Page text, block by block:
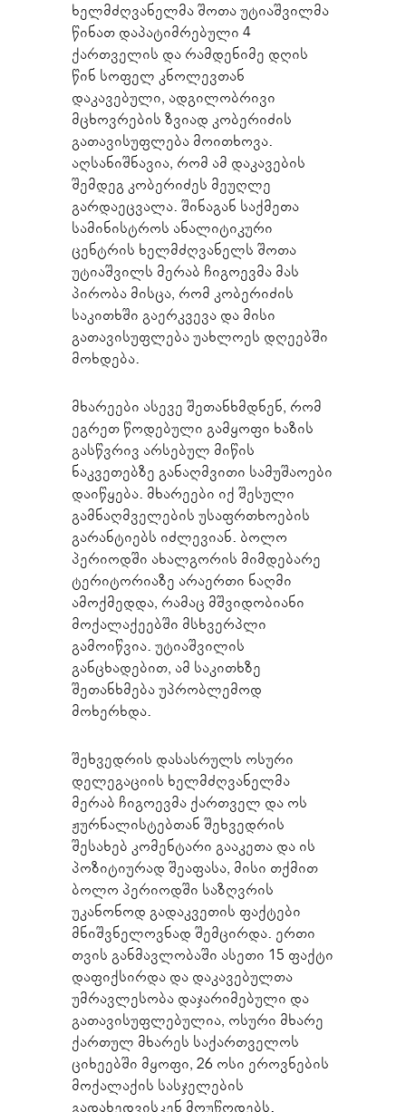
ხელმძღვანელმა შოთა უტიაშვილმა
წინათ დაპატიმრებული 4
ქართველის და რამდენიმე დღის
წინ სოფელ კნოლევთან
დაკავებული, ადგილობრივი
მცხოვრების ზვიად კობერიძის
გათავისუფლება მოითხოვა.
აღსანიშნავია, რომ ამ დაკავების
შემდეგ კობერიძეს მეუღლე
გარდაეცვალა. შინაგან საქმეთა
სამინისტროს ანალიტიკური
ცენტრის ხელმძღვანელს შოთა
უტიაშვილს მერაბ ჩიგოევმა მას
პირობა მისცა, რომ კობერიძის
საკითხში გაერკვევა და მისი
გათავისუფლება უახლოეს დღეებში
მოხდება.
მხარეები ასევე შეთანხმდნენ, რომ
ეგრეთ წოდებული გამყოფი ხაზის
გასწვრივ არსებულ მიწის
ნაკვეთებზე განაღმვითი სამუშაოები
დაიწყება. მხარეები იქ შესული
გამნაღმველების უსაფრთხოების
გარანტიებს იძლევიან. ბოლო
პერიოდში ახალგორის მიმდებარე
ტერიტორიაზე არაერთი ნაღმი
ამოქმედდა, რამაც მშვიდობიანი
მოქალაქეებში მსხვერპლი
გამოიწვია. უტიაშვილის
განცხადებით, ამ საკითხზე
შეთანხმება უპრობლემოდ
მოხერხდა.
შეხვედრის დასასრულს ოსური
დელეგაციის ხელმძღვანელმა
მერაბ ჩიგოევმა ქართველ და ოს
ჟურნალისტებთან შეხვედრის
შესახებ კომენტარი გააკეთა და ის
პოზიტიურად შეაფასა, მისი თქმით
ბოლო პერიოდში საზღვრის
უკანონოდ გადაკვეთის ფაქტები
მნიშვნელოვნად შემცირდა. ერთი
თვის განმავლობაში ასეთი 15 ფაქტი
დაფიქსირდა და დაკავებულთა
უმრავლესობა დაჯარიმებული და
გათავისუფლებულია, ოსური მხარე
ქართულ მხარეს საქართველოს
ციხეებში მყოფი, 26 ოსი ეროვნების
მოქალაქის სასჯელების
გადახედვისკენ მოუწოდებს.